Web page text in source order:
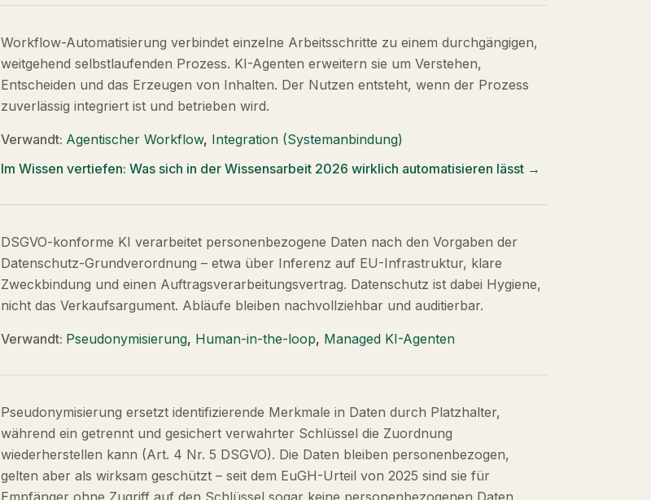
Workflow-Automatisierung verbindet einzelne Arbeitsschritte zu einem durchgängigen,
weitgehend selbstlaufenden Prozess. KI-Agenten erweitern sie um Verstehen,
Entscheiden und das Erzeugen von Inhalten. Der Nutzen entsteht, wenn der Prozess
zuverlässig integriert ist und betrieben wird.
Verwandt: Agentischer Workflow, Integration (Systemanbindung)
Im Wissen vertiefen:Was sich in der Wissensarbeit 2026 wirklich automatisieren lässt →
DSGVO-konforme KI verarbeitet personenbezogene Daten nach den Vorgaben der
Datenschutz-Grundverordnung – etwa über Inferenz auf EU-Infrastruktur, klare
Zweckbindung und einen Auftragsverarbeitungsvertrag. Datenschutz ist dabei Hygiene,
nicht das Verkaufsargument. Abläufe bleiben nachvollziehbar und auditierbar.
Verwandt: Pseudonymisierung, Human-in-the-loop, Managed KI-Agenten
Pseudonymisierung ersetzt identifizierende Merkmale in Daten durch Platzhalter,
während ein getrennt und gesichert verwahrter Schlüssel die Zuordnung
wiederherstellen kann (Art. 4 Nr. 5 DSGVO). Die Daten bleiben personenbezogen,
gelten aber als wirksam geschützt – seit dem EuGH-Urteil von 2025 sind sie für
Empfänger ohne Zugriff auf den Schlüssel sogar keine personenbezogenen Daten